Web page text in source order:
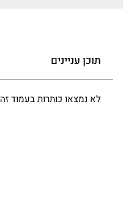
תוכן עניינים
לא נמצאו כותרות בעמוד זה